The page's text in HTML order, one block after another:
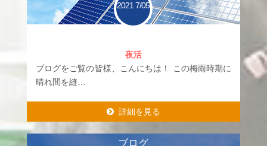
2021 7/05
夜活
ブログをご覧の皆様、こんにちは！ この梅雨時期に
晴れ間を縫…
詳細を見る
詳細を見る
ブログ